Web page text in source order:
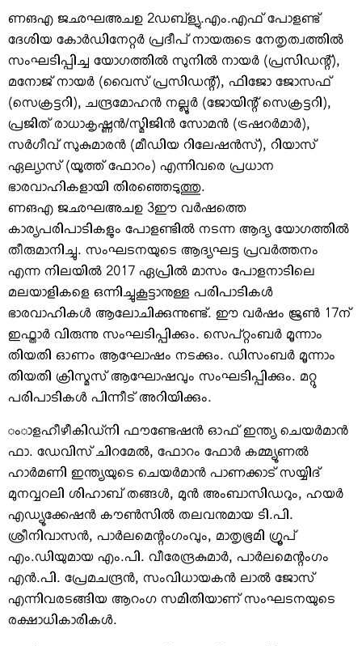
ണങഎ ജഛഘഅചഉ 2ഡബ്‌ള്യു.എം.എഫ് പോളണ്ട്
ദേശിയ കോര്‍ഡിനേറ്റര്‍ പ്രദീപ് നായരുടെ നേതൃത്വത്തില്‍
സംഘടിപ്പിച്ച യോഗത്തില്‍ സുനില്‍ നായര്‍ (പ്രസിഡന്റ്),
മനോജ് നായര്‍ (വൈസ് പ്രസിഡന്റ്), ഫിജോ ജോസഫ്
(സെക്രട്ടറി), ചന്ദ്രമോഹന്‍ നല്ലൂര്‍ (ജോയിന്റ് സെക്രട്ടറി),
പ്രജിത് രാധാകൃഷ്ണന്‍/സ്മിജിന്‍ സോമന്‍ (ട്രഷറര്‍മാര്‍),
സര്‍ഗീവ് സുകുമാരന്‍ (മീഡിയ റിലേഷന്‍സ്), റിയാസ്
ഏല്യാസ് (യൂത്ത് ഫോറം) എന്നിവരെ പ്രധാന
ഭാരവാഹികളായി തിരഞ്ഞെടുത്തു.
ണങഎ ജഛഘഅചഉ 3ഈ വര്‍ഷത്തെ
കാര്യപരിപാടികളും പോളണ്ടില്‍ നടന്ന ആദ്യ യോഗത്തില്‍
തീരുമാനിച്ചു. സംഘടനയുടെ ആദ്യഘട്ട പ്രവര്‍ത്തനം
എന്ന നിലയില്‍ 2017 ഏപ്രില്‍ മാസം പോളനാടിലെ
മലയാളികളെ ഒന്നിച്ചുകൂട്ടാനുള്ള പരിപാടികള്‍
ഭാരവാഹികള്‍ ആലോചിക്കുന്നുണ്ട്. ഈ വര്‍ഷം ജൂണ്‍ 17ന്
ഇഫ്താര്‍ വിരുന്നു സംഘടിപ്പിക്കും. സെപ്റ്റംബര്‍ മൂന്നാം
തിയതി ഓണം ആഘോഷം നടക്കും. ഡിസംബര്‍ മൂന്നാം
തിയതി ക്രിസ്മസ് ആഘോഷവും സംഘടിപ്പിക്കും. മറ്റു
പരിപാടികള്‍ പിന്നീട് അറിയിക്കും.
ംാളഹീഴീകിഡ്‌നി ഫൗണ്ടേഷന്‍ ഓഫ് ഇന്ത്യ ചെയര്‍മാന്‍
ഫാ. ഡേവിസ് ചിറമേല്‍, ഫോറം ഫോര്‍ കമ്മ്യൂണല്‍
ഹാര്‍മണി ഇന്ത്യയുടെ ചെയര്‍മാന്‍ പാണക്കാട് സയ്യിദ്
മുനവ്വറലി ശിഹാബ് തങ്ങള്‍, മുന്‍ അംബാസിഡറും, ഹയര്‍
എഡ്യൂക്കേഷന്‍ കൗണ്‍സില്‍ തലവനുമായ ടി.പി.
ശ്രീനിവാസന്‍, പാര്‍ലമെന്റംഗംവും, മാതൃഭൂമി ഗ്രൂപ്
എം.ഡിയുമായ എം.പി. വീരേന്ദ്രകുമാര്‍, പാര്‍ലമെന്റംഗം
എന്‍.പി. പ്രേമചന്ദ്രന്‍, സംവിധായകന്‍ ലാല്‍ ജോസ്
എന്നിവരടങ്ങിയ ആറംഗ സമിതിയാണ് സംഘടനയുടെ
രക്ഷാധികാരികള്‍.